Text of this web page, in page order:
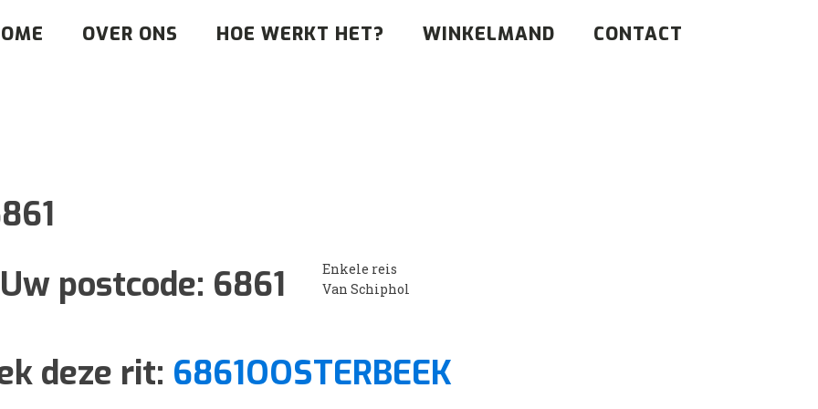
OVER ONS HOE WERKT HET? WINKELMAND CONTACT
Uw postcode: 6861
Enkele reis
Van Schiphol
deze rit: 6861OOSTERBEEK